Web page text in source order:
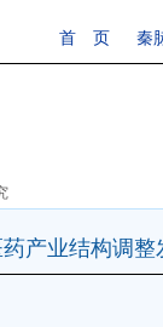
首 页 秦
产业结构调整